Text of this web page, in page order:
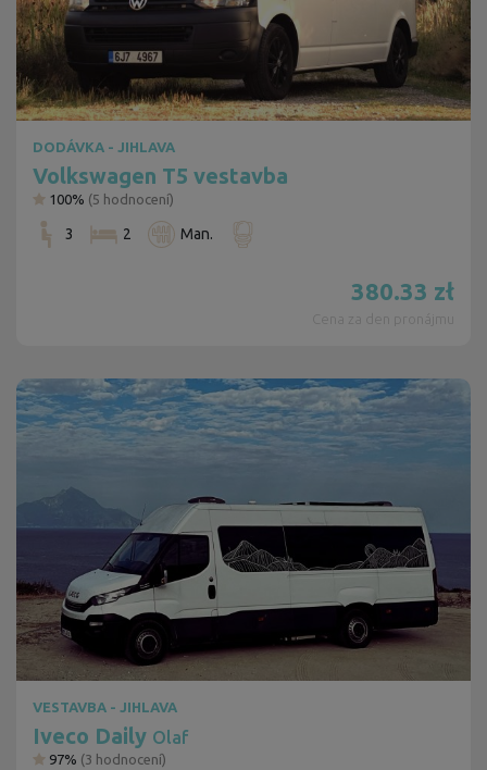
DODÁVKA - JIHLAVA
Volkswagen T5 vestavba
100% (5 hodnocení)
3 2 Man.
380.33 zł
Cena za den pronájmu
VESTAVBA - JIHLAVA
Iveco Daily Olaf
97% (3 hodnocení)